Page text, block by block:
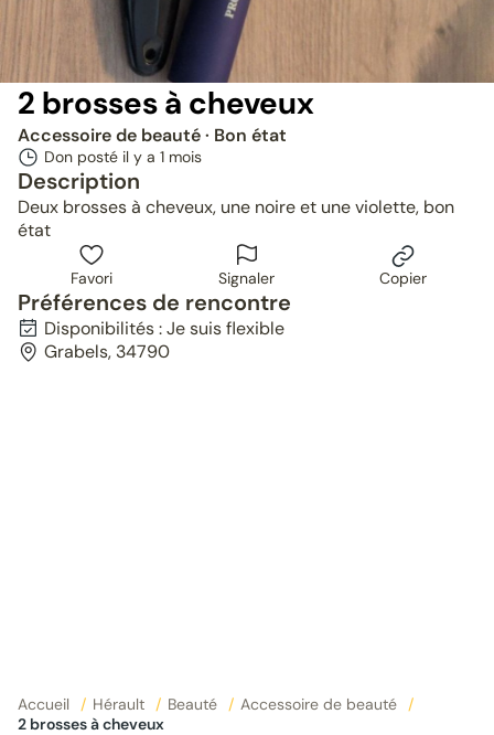
2 brosses à cheveux
Accessoire de beauté· Bon état
Don posté il y a 1 mois
Description
Deux brosses à cheveux, une noire et une violette, bon
état
Favori Signaler Copier
Préférences de rencontre
Disponibilités : Je suis flexible
Grabels, 34790
Accueil / Hérault / Beauté / Accessoire de beauté
/
2 brosses à cheveux